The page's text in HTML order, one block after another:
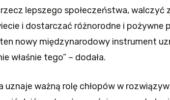
rzecz lepszego społeczeństwa,
i dostarczać różnorodne i pożywne
nowy międzynarodowy instrument
właśnie tego” – dodała.
uznaje ważną rolę chłopów w